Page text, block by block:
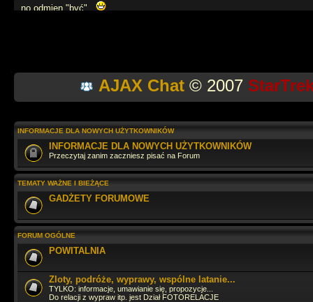
no odmien "być",,
moze powtórzymy angielski?
na na na na
Jaki tu spokój
wow... przegapiłem.. cos tu sie działo
Szybko leci. Dobrze, że zglądasz raz w roku
Cześć Panowie jak tam życie ? Ostatnia moja wizyta tu to 16.06.2024
AJAX Chat© 2007
INFORMACJE DLA NOWYCH UŻYTKOWNIKÓW
INFORMACJE DLA NOWYCH UŻYTKOWNIKÓW
Przeczytaj zanim zaczniesz pisać na Forum
TEMATY WAŻNE I BIEŻĄCE
GADŻETY FORUMOWE
FORUM OGÓLNE
POWITALNIA
Zloty, podróże, wyprawy, wspólne latanie...
TYLKO: informacje, umawianie się, propozycje...
Do relacji z wypraw itp. jest Dział FOTORELACJE